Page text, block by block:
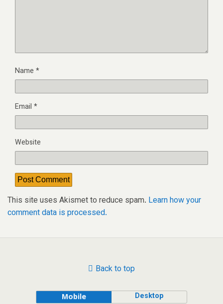
Name *
Email *
Website
This site uses Akismet to reduce spam. Learn how your
comment data is processed.
Back to top
Mobile Desktop